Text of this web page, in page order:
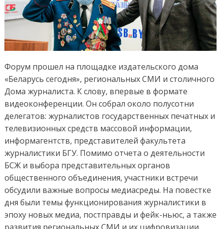
Форум прошел на площадке издательского дома
«Беларусь сегодня», региональных СМИ и столичного
Дома журналиста. К слову, впервые в формате
видеоконференции. Он собрал около полусотни
делегатов: журналистов государственных печатных и
телевизионных средств массовой информации,
информагентств, представителей факультета
журналистики БГУ. Помимо отчета о деятельности
БСЖ и выбора представительных органов
общественного объединения, участники встречи
обсудили важные вопросы медиасреды. На повестке
дня были темы функционирования журналистики в
эпоху новых медиа, постправды и фейк-ньюс, а также